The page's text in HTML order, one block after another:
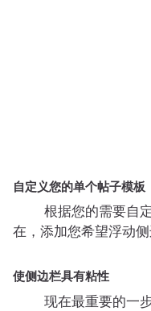
自定义您的单个帖子模板
根据您的需要自定
在，添加您希望浮动
使侧边栏具有粘性
现在最重要的一步